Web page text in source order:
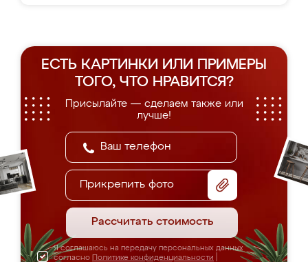
ЕСТЬ КАРТИНКИ ИЛИ ПРИМЕРЫ
ТОГО, ЧТО НРАВИТСЯ?
Присылайте — сделаем также или
лучше!
Прикрепить фото
Рассчитать стоимость
Я соглашаюсь на передачу персональных данных
согласно Политике конфиденциальности